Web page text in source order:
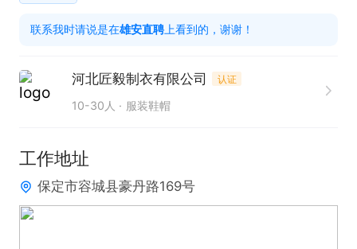
联系我时请说是在雄安直聘 上看到的，谢谢！
河北匠毅制衣有限公司 认证
10-30人 服装鞋帽
工作地址
保定市容城县豪丹路169号